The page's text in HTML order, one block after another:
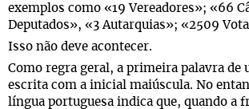
exemplos como «19 Vereadores»; «66
Deputados», «3 Autarquias»; «2509
Isso não deve acontecer.
Como regra geral, a primeira palavra de
escrita com a inicial maiúscula. No
língua portuguesa indica que, quando a